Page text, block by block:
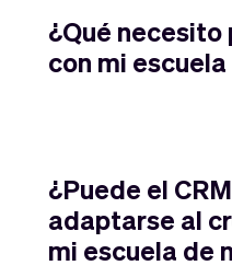
¿Qué
con mi
¿Puede el
adaptarse al
mi escuela de